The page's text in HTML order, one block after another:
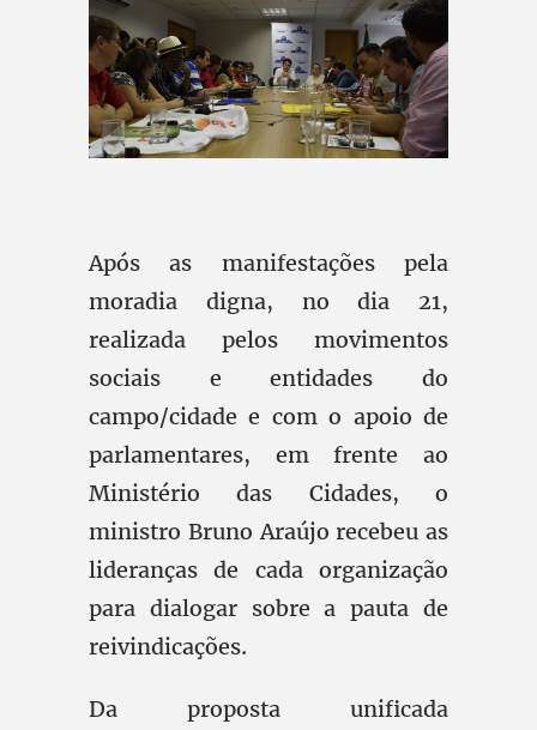
Após as manifestações pela
moradia digna, no dia 21,
realizada pelos movimentos
sociais e entidades do
campo/cidade e com o apoio de
parlamentares, em frente ao
Ministério das Cidades, o
ministro Bruno Araújo recebeu as
lideranças de cada organização
para dialogar sobre a pauta de
reivindicações.
Da proposta unificada